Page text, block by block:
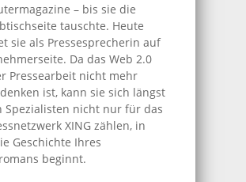
– bis sie die
tauschte. Heute
sie als Pressesprecherin auf
Da das Web 2.0
Pressearbeit nicht mehr
ist, kann sie sich längst
Spezialisten nicht nur für das
XING zählen, in
Geschichte Ihres
beginnt.